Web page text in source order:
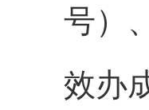
号）
效办